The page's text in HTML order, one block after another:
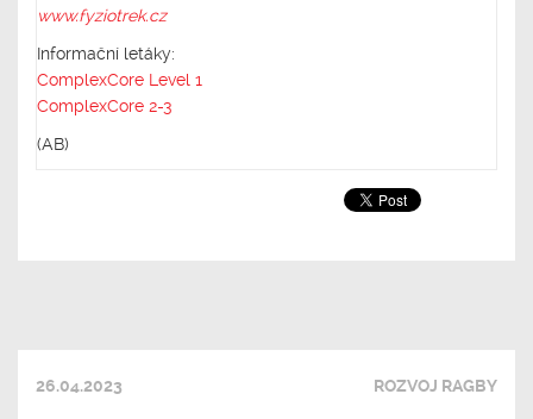
www.fyziotrek.cz
Informační letáky:
ComplexCore Level 1
ComplexCore 2-3
(AB)
26.04.2023 ROZVOJ RAGBY